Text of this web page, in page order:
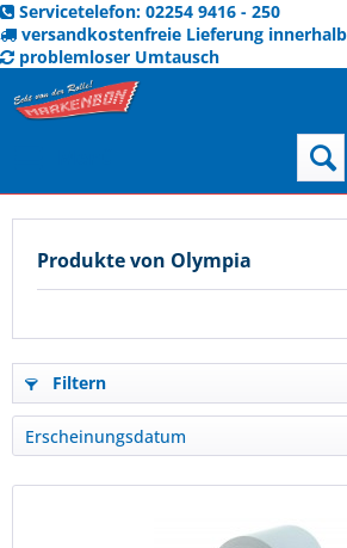
Servicetelefon: 02254 9416 - 250
versandkostenfreie Lieferung
problemloser Umtausch
Produkte von Olympia
Filtern